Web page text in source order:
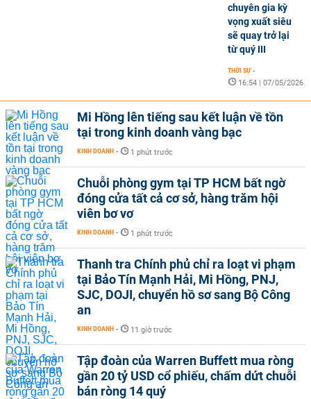
chuyên gia kỳ
vọng xuất siêu
sẽ quay trở lại
từ quý III
THỜI SỰ -
16:54 | 07/05/2026
Mi Hồng lên tiếng sau kết luận về tồn
tại trong kinh doanh vàng bạc
KINH DOANH - 1 phút trước
Chuỗi phòng gym tại TP HCM bất ngờ
đóng cửa tất cả cơ sở, hàng trăm hội
viên bơ vơ
KINH DOANH - 1 phút trước
Thanh tra Chính phủ chỉ ra loạt vi phạm
tại Bảo Tín Mạnh Hải, Mi Hồng, PNJ,
SJC, DOJI, chuyển hồ sơ sang Bộ Công
an
KINH DOANH - 11 giờ trước
Tập đoàn của Warren Buffett mua ròng
gần 20 tỷ USD cổ phiếu, chấm dứt chuỗi
bán ròng 14 quý